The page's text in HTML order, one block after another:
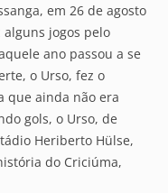
em 26 de agosto
alguns jogos pelo
ano passou a se
o Urso, fez o
que ainda não era
gols, o Urso, de
Heriberto Hülse,
do Criciúma,